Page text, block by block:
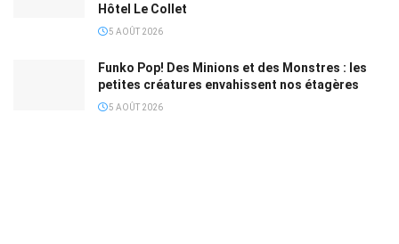
Hôtel Le Collet
5 AOÛT 2026
Funko Pop! Des Minions et des Monstres : les
petites créatures envahissent nos étagères
5 AOÛT 2026